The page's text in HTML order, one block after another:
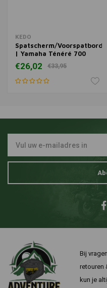
KEDO
Spatscherm/
| Yamaha Ténéré 700
€26,02 €33,95
Bij
retouren
kun je